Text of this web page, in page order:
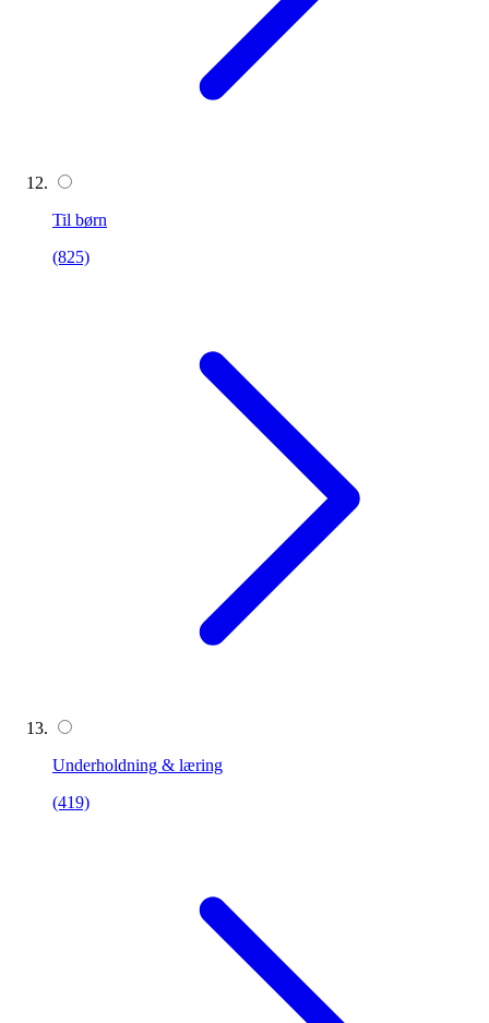
Til børn
(825)
Underholdning & læring
(419)